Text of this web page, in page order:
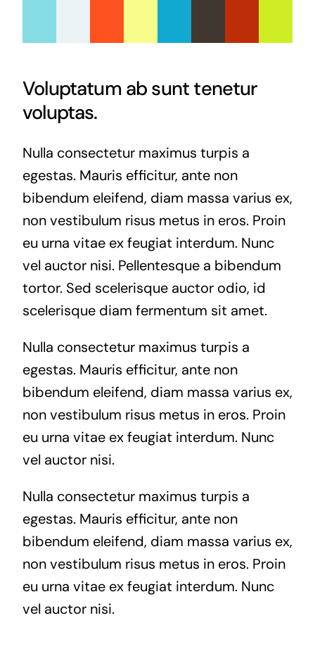
Voluptatum ab sunt tenetur
voluptas.
Nulla consectetur maximus turpis a
egestas. Mauris efficitur, ante non
bibendum eleifend, diam massa varius ex,
non vestibulum risus metus in eros. Proin
eu urna vitae ex feugiat interdum. Nunc
vel auctor nisi. Pellentesque a bibendum
tortor. Sed scelerisque auctor odio, id
scelerisque diam fermentum sit amet.
Nulla consectetur maximus turpis a
egestas. Mauris efficitur, ante non
bibendum eleifend, diam massa varius ex,
non vestibulum risus metus in eros. Proin
eu urna vitae ex feugiat interdum. Nunc
vel auctor nisi.
Nulla consectetur maximus turpis a
egestas. Mauris efficitur, ante non
bibendum eleifend, diam massa varius ex,
non vestibulum risus metus in eros. Proin
eu urna vitae ex feugiat interdum. Nunc
vel auctor nisi.